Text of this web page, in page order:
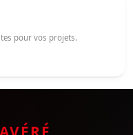
pour vos projets.